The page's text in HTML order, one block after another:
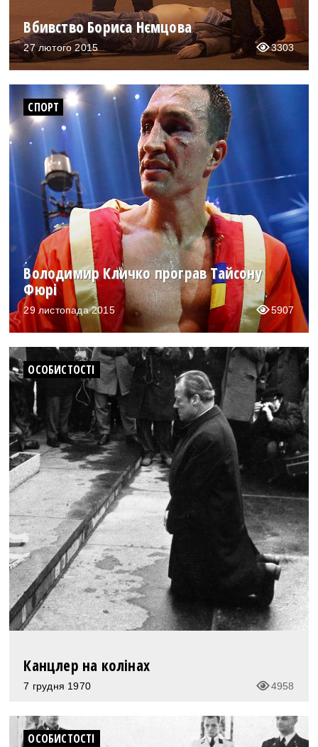
Вбивство Бориса Нємцова
27 лютого 2015 3303
СПОРТ
Володимир Кличко програв Тайсону
Фюрі
29 листопада 2015 5907
ОСОБИСТОСТІ
Канцлер на колінах
7 грудня 1970 4958
ОСОБИСТОСТІ